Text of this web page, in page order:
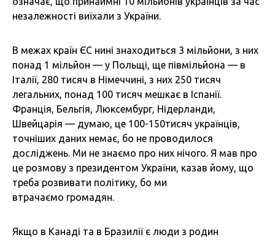
незалежності виїхали з України.
В межах країн ЄС нині знаходиться 3 мільйони, з них
понад 1 мільйон — у Польщі, ще півмільйона — в
Італії, 280 тисяч в Німеччині, з них 250 тисяч
легальних, понад 100 тисяч мешкає в Іспанії.
Франція, Бельгія, Люксембург, Нідерланди,
Швейцарія — думаю, це 100-150тисяч українців,
точніших даних немає, бо не проводилося
досліджень. Ми не знаємо про них нічого. Я мав про
це розмову з президентом України, казав йому, що
треба розвивати політику, бо ми
втрачаємо громадян.
Якщо в Канаді та в Бразилії є люди з родин